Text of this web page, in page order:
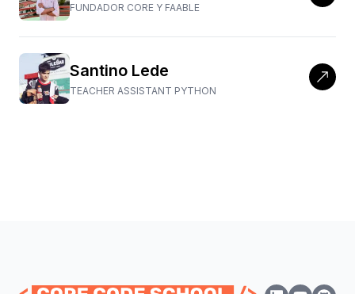
FUNDADOR CORE Y FAABLE
Santino Lede
TEACHER ASSISTANT PYTHON